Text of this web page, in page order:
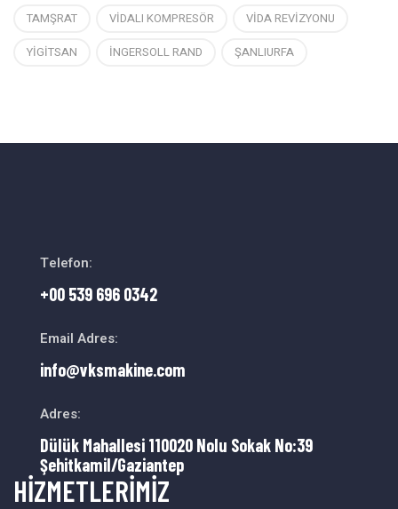
TAMŞRAT
VİDALI KOMPRESÖR
VİDA REVİZYONU
YİGİTSAN
İNGERSOLL RAND ŞANLIURFA
Telefon:
+00 539 696 0342
Email Adres:
info@vksmakine.com
Adres:
Dülük Mahallesi 110020 Nolu Sokak No:39
Şehitkamil/Gaziantep
HİZMETLERİMİZ